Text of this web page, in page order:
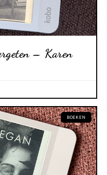
– Karen
BOEKEN